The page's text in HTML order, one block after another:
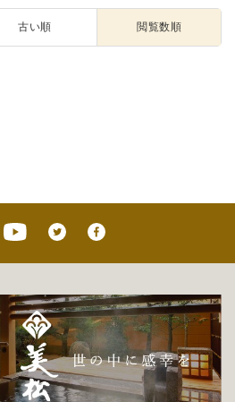
古い順 閲覧数順